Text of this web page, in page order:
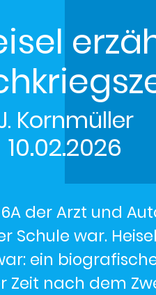
Kornmüller
10.02.2026
der Arzt und
war.
ein
Zeit nach dem